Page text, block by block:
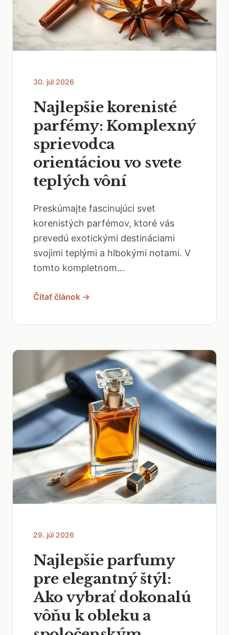
30. júl 2026
Najlepšie korenisté
parfémy: Komplexný
sprievodca
orientáciou vo svete
teplých vôní
Preskúmajte fascinujúci svet
korenistých parfémov, ktoré vás
prevedú exotickými destináciami
svojimi teplými a hlbokými notami. V
tomto kompletnom...
Čítať článok →
29. júl 2026
Najlepšie parfumy
pre elegantný štýl:
Ako vybrať dokonalú
vôňu k obleku a